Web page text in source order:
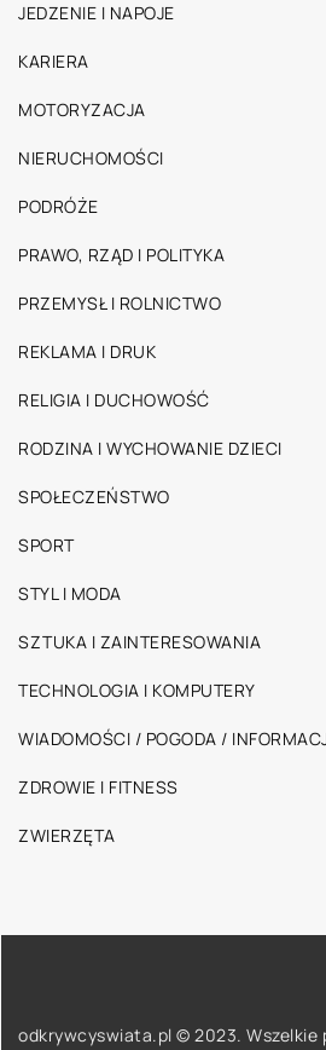
JEDZENIE I NAPOJE
KARIERA
MOTORYZACJA
NIERUCHOMOŚCI
PODRÓŻE
PRAWO, RZĄD I POLITYKA
PRZEMYSŁ I ROLNICTWO
REKLAMA I DRUK
RELIGIA I DUCHOWOŚĆ
RODZINA I WYCHOWANIE DZIECI
SPOŁECZEŃSTWO
SPORT
STYL I MODA
SZTUKA I ZAINTERESOWANIA
TECHNOLOGIA I KOMPUTERY
WIADOMOŚCI / POGODA /
ZDROWIE I FITNESS
ZWIERZĘTA
odkrywcyswiata.pl © 2023. Wszelkie